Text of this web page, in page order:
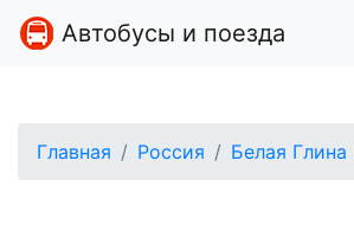
Автобусы и поезда
Главная Россия Белая Глина